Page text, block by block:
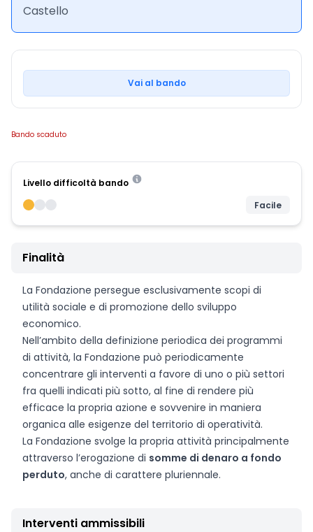
Castello
Vai al bando
Bando scaduto
Livello difficoltà bando
Facile
Finalità
La Fondazione persegue esclusivamente scopi di
utilità sociale e di promozione dello sviluppo
economico.
Nell’ambito della definizione periodica dei programmi
di attività, la Fondazione può periodicamente
concentrare gli interventi a favore di uno o più settori
fra quelli indicati più sotto, al fine di rendere più
efficace la propria azione e sovvenire in maniera
organica alle esigenze del territorio di operatività.
La Fondazione svolge la propria attività principalmente
attraverso l’erogazione di somme di denaro a fondo
perduto, anche di carattere pluriennale.
Interventi ammissibili